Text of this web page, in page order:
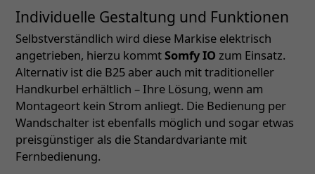
Individuelle Gestaltung und Funktionen
Selbstverständlich wird diese Markise elektrisch
angetrieben, hierzu kommtSomfy IO zum Einsatz.
Alternativ ist die B25 aber auch mit traditioneller
Handkurbel erhältlich – Ihre Lösung, wenn am
Montageort kein Strom anliegt. Die Bedienung per
Wandschalter ist ebenfalls möglich und sogar etwas
preisgünstiger als die Standardvariante mit
Fernbedienung.